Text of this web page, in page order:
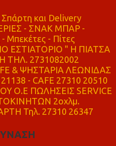
και Delivery
- ΣΝΑΚ ΜΠΑΡ -
Μπεκέτες - Πίτες
" Η ΠΙΑΤΣΑ
2731082002
& ΨΗΣΤΑΡΙΑ ΛΕΩΝΙΔΑΣ
- CAFE 27310 20510
Ο.Ε ΠΩΛΗΣΕΙΣ SERVICE
2οχλμ.
Τηλ. 27310 26347